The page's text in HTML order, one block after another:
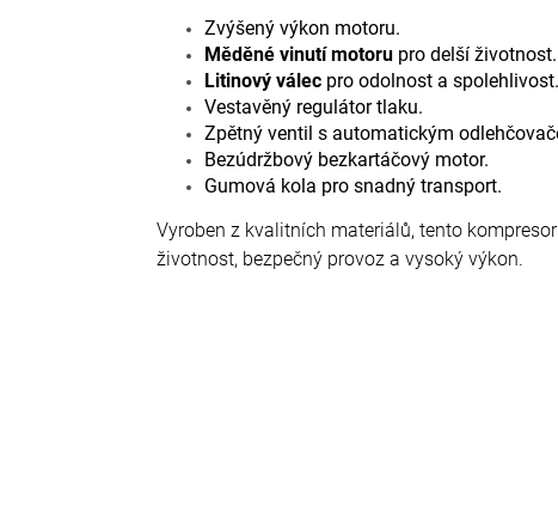
Zvýšený výkon motoru.
Měděné vinutí motorupro delší životnost.
Litinový válecpro odolnost a spolehlivost.
Vestavěný regulátor tlaku.
Zpětný ventil s automatickým
Bezúdržbový bezkartáčový motor.
Gumová kola pro snadný transport.
Vyroben z kvalitních materiálů, tento
životnost, bezpečný provoz a vysoký výkon.